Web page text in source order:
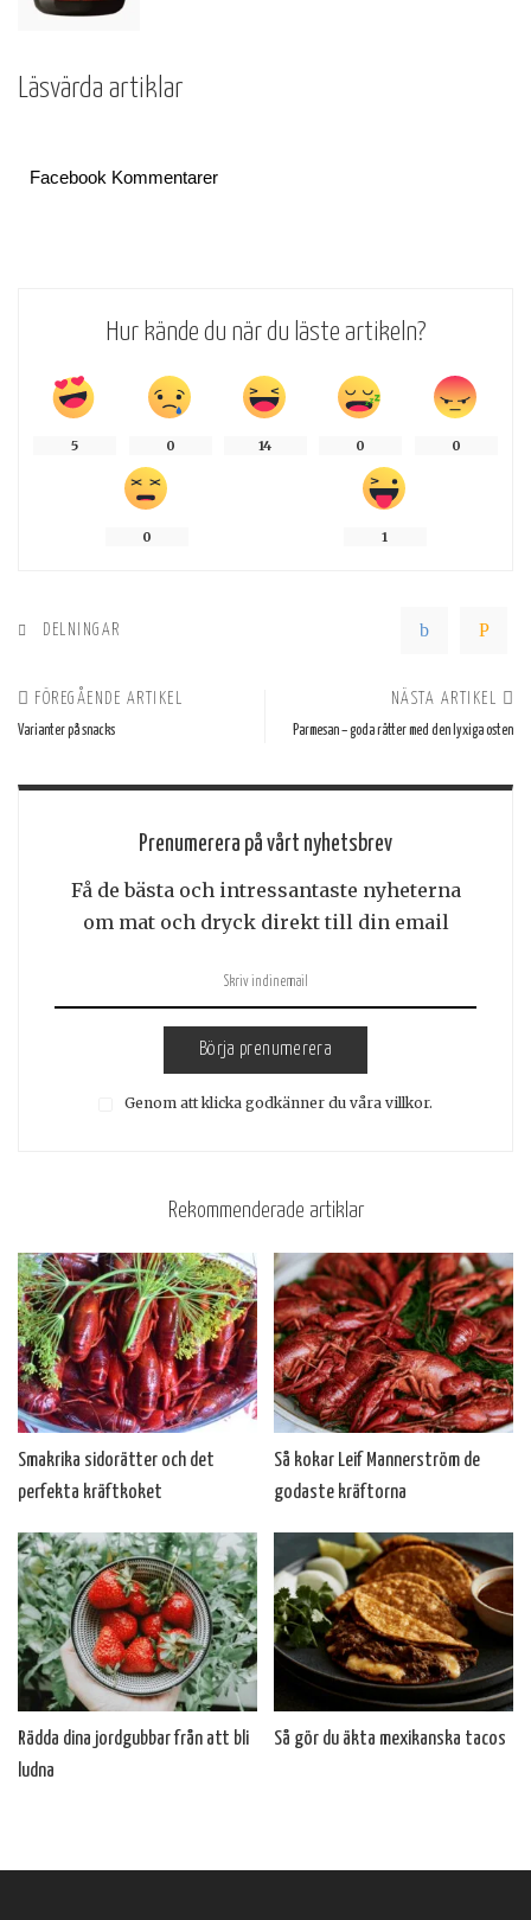
Läsvärda artiklar
Facebook Kommentarer
Hur kände du när du läste artikeln?
5 0 14 0 0
0 1
DELNINGAR
FÖREGÅENDE ARTIKEL
Varianter på snacks
NÄSTA ARTIKEL
Parmesan – goda rätter med den lyxiga osten
Prenumerera på vårt nyhetsbrev
Få de bästa och intressantaste nyheterna
om mat och dryck direkt till din email
Börja prenumerera
Genom att klicka godkänner du våra villkor.
Rekommenderade artiklar
Smakrika sidorätter och det
perfekta kräftkoket
Så kokar Leif Mannerström de
godaste kräftorna
Rädda dina jordgubbar från att bli
ludna
Så gör du äkta mexikanska tacos